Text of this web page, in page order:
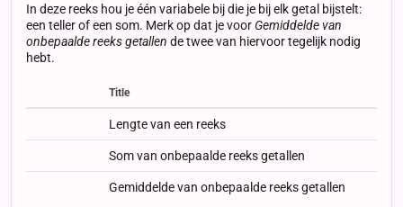
In deze reeks hou je één variabele bij die je bij elk getal bijstelt:
een teller of een som. Merk op dat je voor Gemiddelde van
onbepaalde reeks getallen de twee van hiervoor tegelijk nodig
hebt.
StatusStatus Type
Title
Lengte van een reeks
Som van onbepaalde reeks getallen
Gemiddelde van onbepaalde reeks getallen